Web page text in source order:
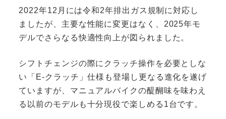
2022年12月には令和2年排出ガス規制に対応し
ましたが、主要な性能に変更はなく、2025年モ
デルでさらなる快適性向上が図られました。
シフトチェンジの際にクラッチ操作を必要としな
い「E-クラッチ」仕様も登場し更なる進化を遂げ
ていますが、マニュアルバイクの醍醐味を味わえ
る以前のモデルも十分現役で楽しめる1台です。